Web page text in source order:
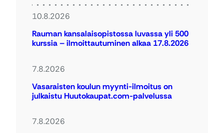
10.8.2026
Rauman kansalaisopistossa luvassa yli 500
kurssia – ilmoittautuminen alkaa 17.8.2026
7.8.2026
Vasaraisten koulun myynti-ilmoitus on
julkaistu Huutokaupat.com-palvelussa
7.8.2026